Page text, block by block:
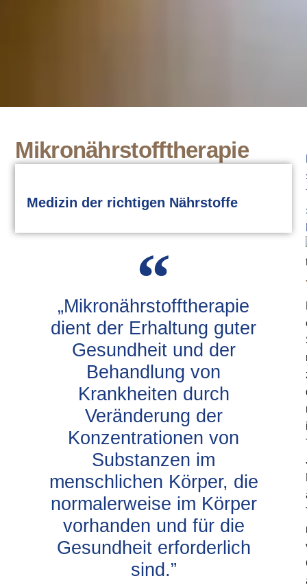
Mikronährstofftherapie
Medizin der richtigen Nährstoffe
„Mikronährstofftherapie
dient der Erhaltung guter
Gesundheit und der
Behandlung von
Krankheiten durch
Veränderung der
Konzentrationen von
Substanzen im
menschlichen Körper, die
normalerweise im Körper
vorhanden und für die
Gesundheit erforderlich
sind.”